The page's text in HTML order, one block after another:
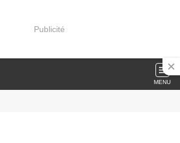
Publicité
MENU